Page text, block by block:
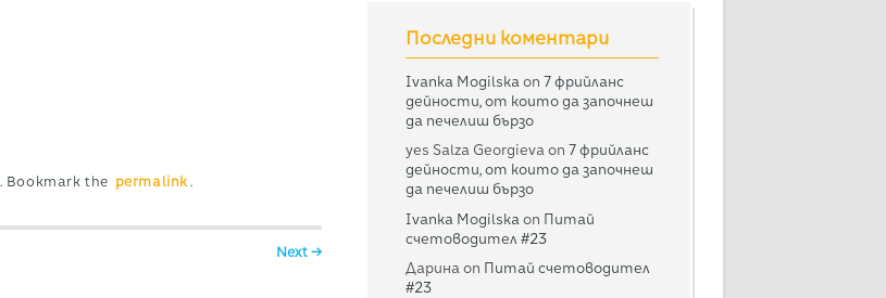
. Bookmark the permalink .
Next →
Последни коментари
Ivanka Mogilska on7 фрийланс
дейности, от които да започнеш
да печелиш бързо
yes Salza Georgievaon7 фрийланс
дейности, от които да започнеш
да печелиш бързо
Ivanka Mogilska on Питай
счетоводител #23
Дарина on Питай счетоводител
#23